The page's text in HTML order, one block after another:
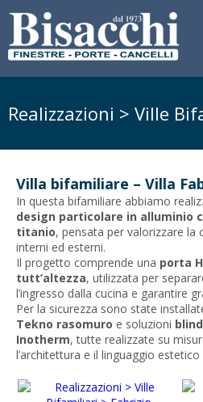
Realizzazioni > Ville
Villa bifamiliare – Villa
In questa bifamiliare abbiamo
design particolare in alluminio
titanio, pensata per valorizzare la
interni ed esterni.
Il progetto comprende una porta
tutt’altezza, utilizzata per
l’ingresso dalla cucina e garantire
Per la sicurezza sono state
Tekno rasomuro e soluzioni
Inotherm, tutte realizzate su
l’architettura e il linguaggio estetico